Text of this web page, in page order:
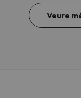
Veure